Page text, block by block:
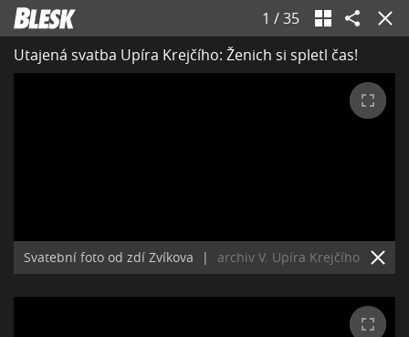
1 /35
Utajená svatba Upíra Krejčího: Ženich si spletl čas!
Svatební foto od zdí Zvíkova | archiv V. Upíra Krejčího